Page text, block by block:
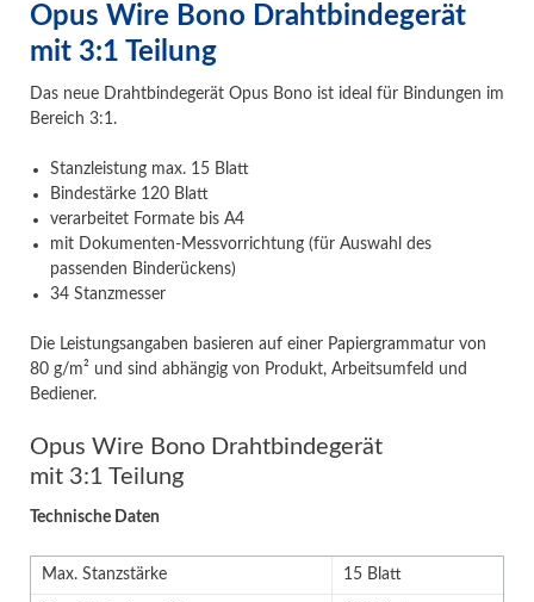
Opus Wire Bono Drahtbindegerät
mit 3:1 Teilung
Das neue Drahtbindegerät Opus Bono ist ideal für Bindungen im
Bereich 3:1.
Stanzleistung max. 15 Blatt
Bindestärke 120 Blatt
verarbeitet Formate bis A4
mit Dokumenten-Messvorrichtung (für Auswahl des
passenden Binderückens)
34 Stanzmesser
Die Leistungsangaben basieren auf einer Papiergrammatur von
80 g/m² und sind abhängig von Produkt, Arbeitsumfeld und
Bediener.
Opus Wire Bono Drahtbindegerät
mit 3:1 Teilung
Technische Daten
Max. Stanzstärke 15 Blatt